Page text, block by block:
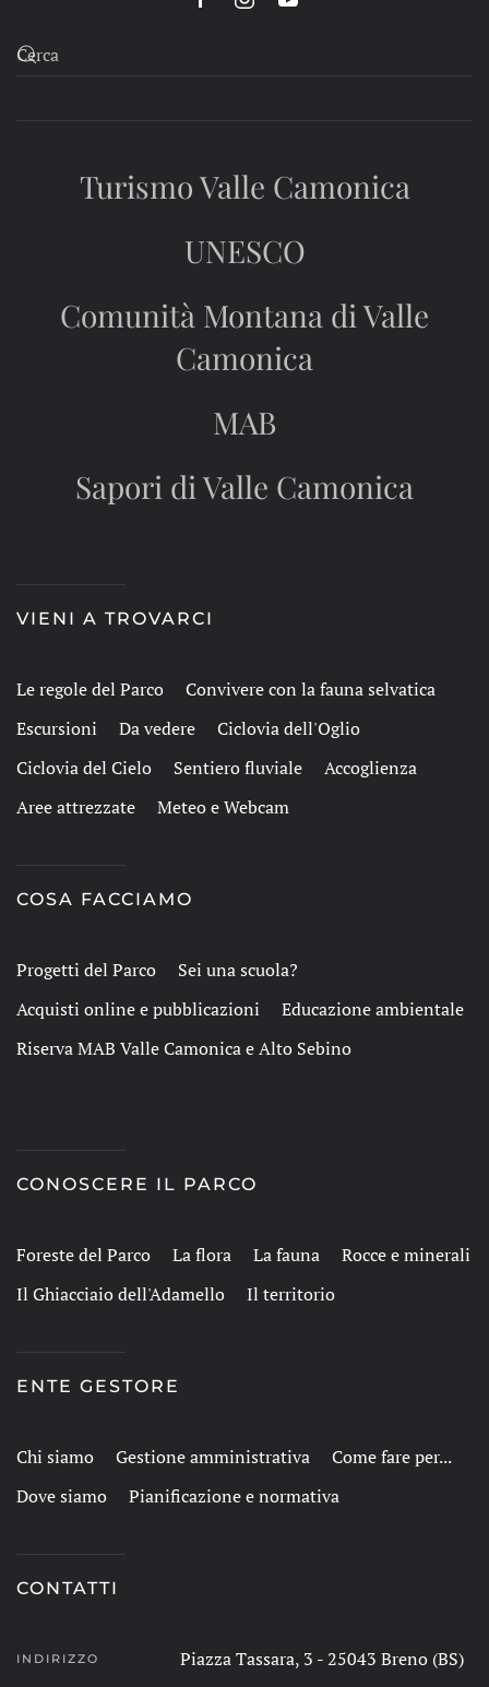
Turismo Valle Camonica
UNESCO
Comunità Montana di Valle
Camonica
MAB
Sapori di Valle Camonica
VIENI A TROVARCI
Le regole del Parco
Convivere con la fauna selvatica
Escursioni
Da vedere
Ciclovia dell'Oglio
Ciclovia del Cielo
Sentiero fluviale
Accoglienza
Aree attrezzate
Meteo e Webcam
COSA FACCIAMO
Progetti del Parco
Sei una scuola?
Acquisti online e pubblicazioni
Educazione ambientale
Riserva MAB Valle Camonica e Alto Sebino
CONOSCERE IL PARCO
Foreste del Parco La flora La fauna
Rocce e minerali
Il Ghiacciaio dell'Adamello
Il territorio
ENTE GESTORE
Chi siamo Gestione amministrativa
Come fare per...
Dove siamo
Pianificazione e normativa
CONTATTI
INDIRIZZO
Piazza Tassara, 3 - 25043 Breno (BS)